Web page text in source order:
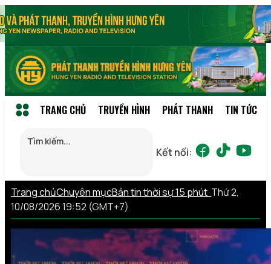
TRANG CHỦ TRUYỀN HÌNH PHÁT THANH TIN TỨC
Kết nối:
Trang chủChuyên mụcBản tin thời sự 15 phút Thứ 2,
10/08/2026 19:52 (GMT+7)